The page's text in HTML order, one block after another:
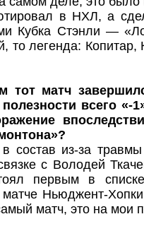
в НХЛ, а
Кубка Стэнли —
то легенда:
тот матч
полезности всего
из-за травмы
с Володей
первым в
Ньюджент-
матч, это на мои